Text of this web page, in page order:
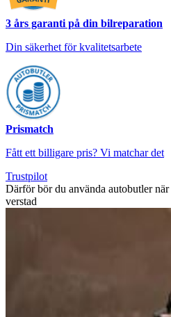
3 års garanti på din bilreparation
Din säkerhet för kvalitetsarbete
Prismatch
Fått ett billigare pris? Vi matchar det
Trustpilot
Därför bör du använda autobutler
verstad